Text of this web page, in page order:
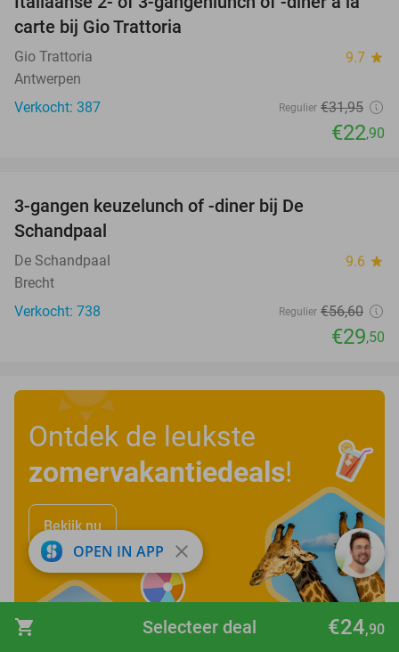
shopping_cart €24,90
Selecteer deal
28%
carte bij Gio Trattoria
Gio Trattoria 9.7 star
Antwerpen
Verkocht: 387
Regulier €31,95
€22,90
3-gangen keuzelunch of -diner bij De
Schandpaal
De Schandpaal 9.6 star
Brecht
Verkocht: 738
Regulier €56,60
€29,50
Ontdek de leukste
zomervakantiedeals!
Bekijk nu
OPEN IN APP close